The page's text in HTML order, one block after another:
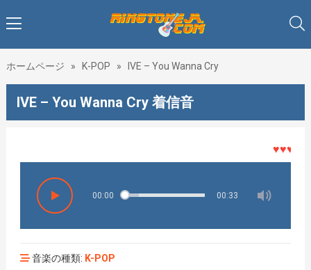
ホームページ » K-POP » IVE – You Wanna Cry
IVE – You Wanna Cry 着信音
♥♥♥着メ
00:00 00:33
音楽の種類: K-POP